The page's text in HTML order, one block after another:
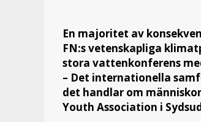
En majoritet av
FN:s vetenskapliga
stora vattenkonferens
– Det internationella
det handlar om
Youth Association i